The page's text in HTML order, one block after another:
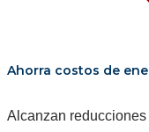
Ahorra costos de
Alcanzan